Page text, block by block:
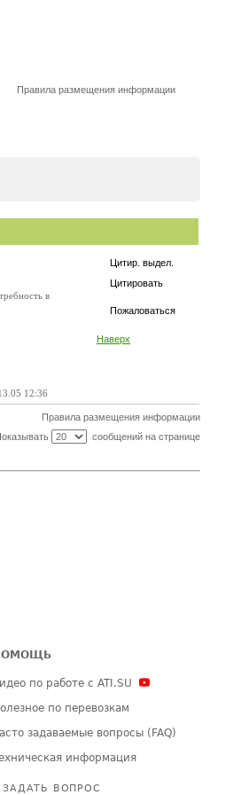
Правила размещения информации
Цитир. выдел.
Цитировать
Пожаловаться
Наверх
в
12:36
Правила размещения информации
сообщений на странице
по работе с ATI.SU
по перевозкам
задаваемые вопросы (FAQ)
информация
ЗАДАТЬ ВОПРОС